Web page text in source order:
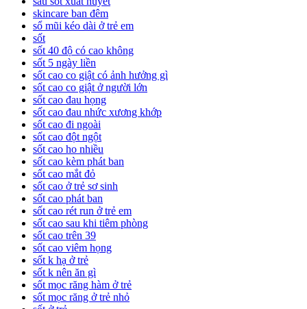
skincare ban đêm
sổ mũi kéo dài ở trẻ em
sốt
sốt 40 độ có cao không
sốt 5 ngày liền
sốt cao co giật có ảnh hưởng gì
sốt cao co giật ở người lớn
sốt cao đau họng
sốt cao đau nhức xương khớp
sốt cao đi ngoài
sốt cao đột ngột
sốt cao ho nhiều
sốt cao kèm phát ban
sốt cao mắt đỏ
sốt cao ở trẻ sơ sinh
sốt cao phát ban
sốt cao rét run ở trẻ em
sốt cao sau khi tiêm phòng
sốt cao trên 39
sốt cao viêm họng
sốt k hạ ở trẻ
sốt k nên ăn gì
sốt mọc răng hàm ở trẻ
sốt mọc răng ở trẻ nhỏ